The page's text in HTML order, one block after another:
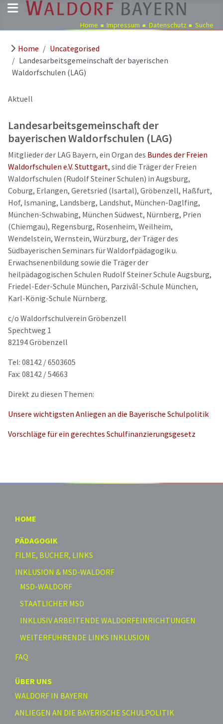
Pädagogik
Über
Kindergärten
Ausbildung
Stellen
Aktuelles
Termine
Home Impressum Datenschutz Suche
Home
Uncategorised
Landesarbeitsgemeinschaft der bayerischen
Waldorfschulen (LAG)
Aktuell
Landesarbeitsgemeinschaft der
bayerischen Waldorfschulen (LAG)
Mitglieder der LAG Bayern, ein Organ des Bundes der Freien
Waldorfschulen e.V. Stuttgart, sind die Träger der Freien
Waldorfschulen (Rudolf Steiner Schulen) in Augsburg,
Coburg, Erlangen, Geretsried (Isartal), Gröbenzell, Haßfurt,
Hof, Ismaning, Landsberg, Landshut, München-Daglfing,
München-Schwabing, München Südwest, Nürnberg, Prien
(Chiemgau), Regensburg, Rosenheim, Weilheim,
Wendelstein, Wernstein, Würzburg, der Träger des
Südbayerischen Seminars für Waldorfpädagogik u.
Erwachsenenbildung sowie die Träger der
heilpädagogischen Schulen Rudolf Steiner Schule Augsburg,
Friedel-Eder-Schule München, Parzivâl-Schule München,
Karl-König-Schule Nürnberg.
c/o Waldorfschulverein Gröbenzell
Spechtweg 1
82194 Gröbenzell
Tel: 08142 / 6503605
Fax: 08142 / 54663
Direkt zu diesen Themen:
Unsere wichtigsten Anliegen an die Bayerische Schulpolitik
Vorschläge für ein gerechtes Schulfinanzierungsgesetz
HOME
PÄDAGOGIK
FILME, BÜCHER, LINKS
INKLUSION & MSD-WALDORF
MSD-WALDORF
STAATLICHER MSD
INKLUSIV ARBEITENDE WALDORFEINRICHTUNGEN
WEITERFÜHRENDE LINKS INKLUSION
FAQ
ÜBER UNS
WALDORF IN BAYERN
ANLIEGEN AN DIE BAYERISCHE SCHULPOLITIK